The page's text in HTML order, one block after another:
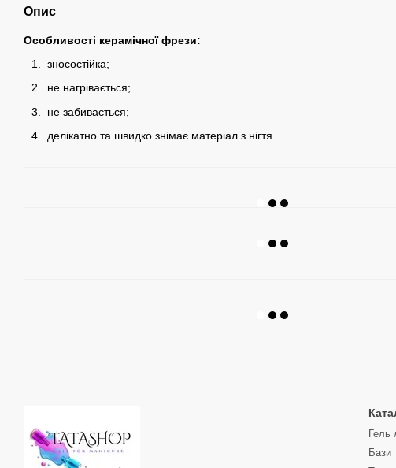
Опис
Особливості керамічної фрези:
зносостійка;
не нагрівається;
не забивається;
делікатно та швидко знімає матеріал з нігтя.
Гель
Бази